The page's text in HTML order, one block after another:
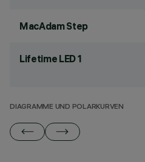
MacAdam Step
Lifetime LED 1
DIAGRAMME UND POLARKURVEN